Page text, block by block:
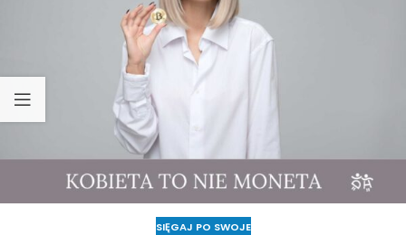
SIĘGAJ PO SWOJE